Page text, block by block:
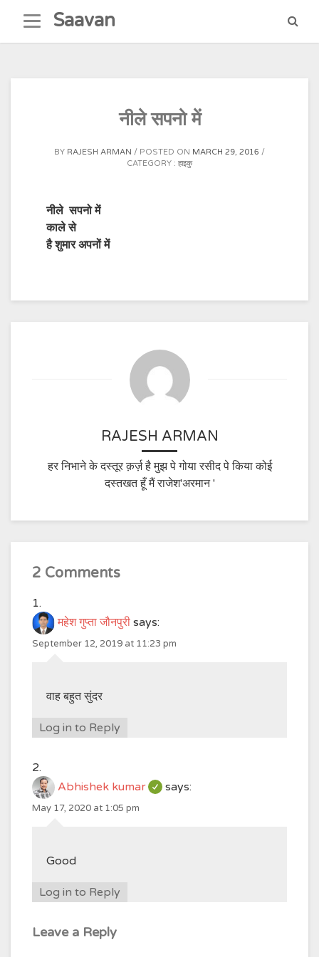
content
Saavan
नीले सपनो में
BY RAJESH ARMAN POSTED ON MARCH 29, 2016
CATEGORY : हाइकु
नीले सपनो में
काले से
है शुमार अपनों में
RAJESH ARMAN
हर निभाने के दस्तूर क़र्ज़ है मुझ पे गोया रसीद पे किया कोई
दस्तखत हूँ मैं राजेश'अरमान '
2 Comments
महेश गुप्ता जौनपुरी says:
September 12, 2019 at 11:23 pm
वाह बहुत सुंदर
Log in to Reply
Abhishek kumar says:
May 17, 2020 at 1:05 pm
Good
Log in to Reply
Leave a Reply